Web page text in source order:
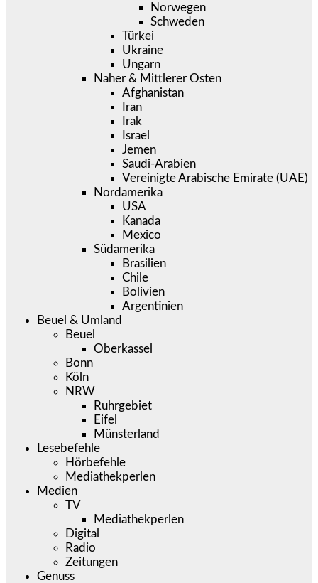
Norwegen
Schweden
Türkei
Ukraine
Ungarn
Naher & Mittlerer Osten
Afghanistan
Iran
Irak
Israel
Jemen
Saudi-Arabien
Vereinigte Arabische Emirate (UAE)
Nordamerika
USA
Kanada
Mexico
Südamerika
Brasilien
Chile
Bolivien
Argentinien
Beuel & Umland
Beuel
Oberkassel
Bonn
Köln
NRW
Ruhrgebiet
Eifel
Münsterland
Lesebefehle
Hörbefehle
Mediathekperlen
Medien
TV
Mediathekperlen
Digital
Radio
Zeitungen
Genuss